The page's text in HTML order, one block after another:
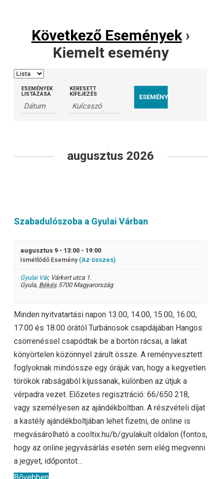
Következő Események›
Kiemelt esemény
ESEMÉNYEK
LISTÁZÁSA
KERESETT
KIFEJEZÉS
augusztus 2026
Szabadulószoba a Gyulai Várban
augusztus 9 - 13:00 - 19:00
Ismétlődő Esemény (Az összes)
Gyulai Vár, Várkert utca 1.
Gyula, Békés 5700 Magyarország
Minden nyitvatartási napon 13.00, 14.00, 15.00, 16.00,
17.00 és 18.00 órától Turbánosok csapdájában Hangos
csörrenéssel csapódtak be a börtön rácsai, a lakat
könyörtelen közönnyel zárult össze. A reményvesztett
foglyoknak mindössze egy órájuk van, hogy a kegyetlen
törökök rabságából kijussanak, különben az útjuk a
vérpadra vezet. Előzetes regisztráció: 66/650 218,
vagy személyesen az ajándékboltban. A részvételi díjat
a kastély ajándékboltjában lehet fizetni, de online is
megvásárolható a cooltix.hu/b/gyulakult oldalon (fontos,
hogy az online jegyvásárlás esetén sem elég megvenni
a jegyet, időpontot…